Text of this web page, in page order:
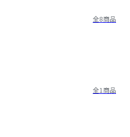
全8商品
全1商品